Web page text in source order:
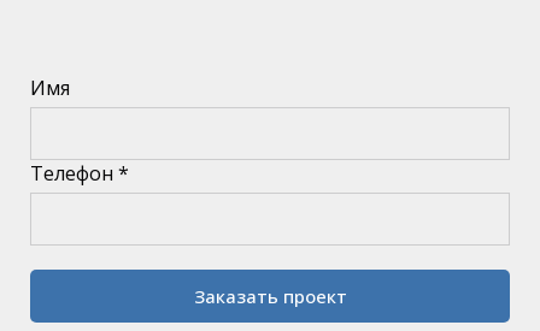
Имя
Телефон *
Заказать проект